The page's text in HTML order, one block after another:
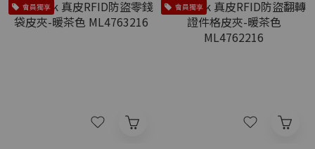
會員獨享 會員獨享